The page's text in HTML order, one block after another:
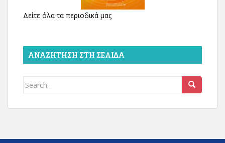
Δείτε όλα τα περιοδικά μας
ΑΝΑΖΉΤΗΣΗ ΣΤΗ ΣΕΛΊΔΑ
Search